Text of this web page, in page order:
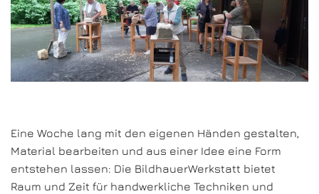
Eine Woche lang mit den eigenen Händen gestalten,
Material bearbeiten und aus einer Idee eine Form
entstehen lassen: Die BildhauerWerkstatt bietet
Raum und Zeit für handwerkliche Techniken und